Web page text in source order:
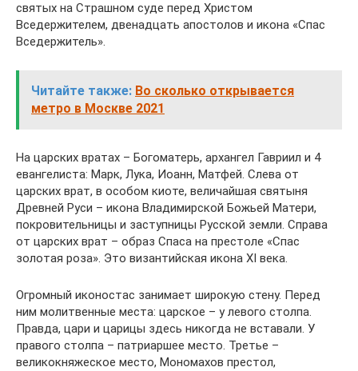
святых на Страшном суде перед Христом
Вседержителем, двенадцать апостолов и икона «Спас
Вседержитель».
Читайте также: Во сколько открывается
метро в Москве 2021
На царских вратах – Богоматерь, архангел Гавриил и 4
евангелиста: Марк, Лука, Иоанн, Матфей. Слева от
царских врат, в особом киоте, величайшая святыня
Древней Руси – икона Владимирской Божьей Матери,
покровительницы и заступницы Русской земли. Справа
от царских врат – образ Спаса на престоле «Спас
золотая роза». Это византийская икона XI века.
Огромный иконостас занимает широкую стену. Перед
ним молитвенные места: царское – у левого столпа.
Правда, цари и царицы здесь никогда не вставали. У
правого столпа – патриаршее место. Третье –
великокняжеское место, Мономахов престол,